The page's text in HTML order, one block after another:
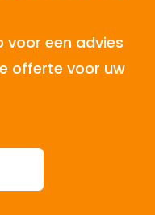
een advies
offerte voor uw